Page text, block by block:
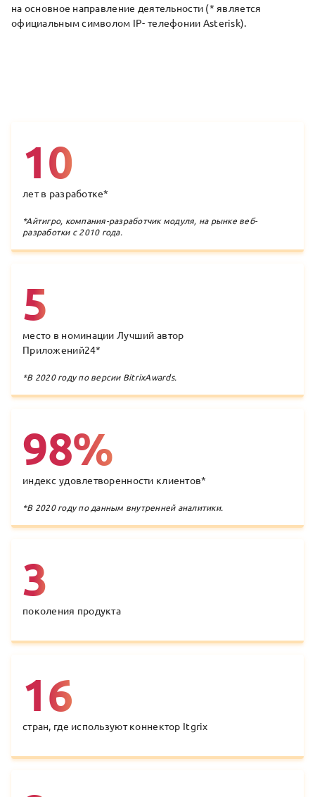
на основное направление деятельности (* является
официальным символом IP- телефонии Asterisk).
10
лет в разработке*
*Айтигро, компания-разработчик модуля, на рынке веб-
разработки с 2010 года.
5
место в номинации Лучший автор
Приложений24*
*В 2020 году по версии BitrixAwards.
98%
индекс удовлетворенности клиентов*
*В 2020 году по данным внутренней аналитики.
3
поколения продукта
16
стран, где используют коннектор Itgrix